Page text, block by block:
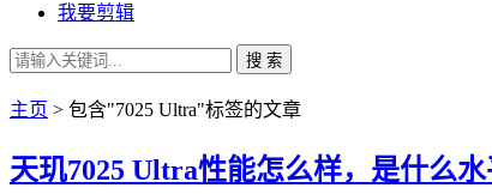
我要剪辑
搜 索
主页 > 包含"7025 Ultra"标签的文章
天玑7025 Ultra性能怎么样，是什么水